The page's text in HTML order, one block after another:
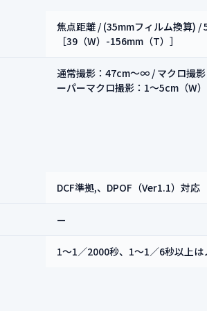
焦点距離 / (35mmフィルム換算) /
［39（W）-156mm（T）］
通常撮影：47cm～∞ / マクロ撮
ーパーマクロ撮影：1～5cm（W）
DCF準拠,、DPOF（Ver1.1）対応
—
1～1／2000秒、1～1／6秒以上